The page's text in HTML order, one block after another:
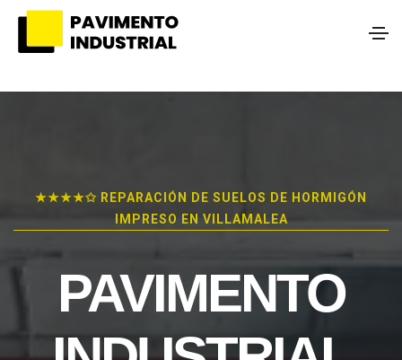
★★★★✩ REPARACIÓN DE SUELOS DE HORMIGÓN
IMPRESO EN VILLAMALEA
PAVIMENTO